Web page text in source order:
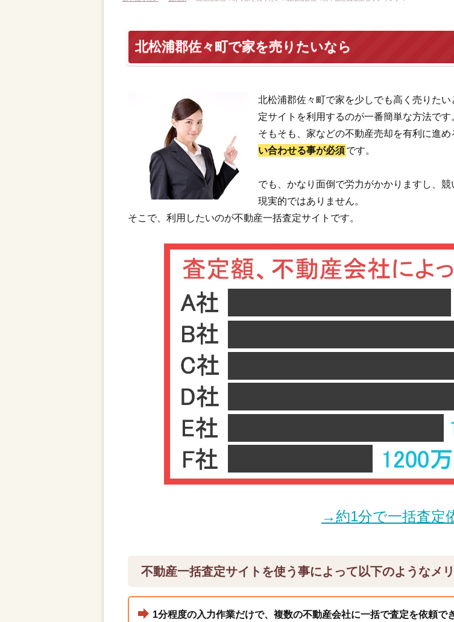
北松浦郡佐々町で家を売りたいなら
北松浦郡佐々町で家を少しでも高く売りた
定サイトを利用するのが一番簡単な方法です
そもそも、家などの不動産売却を有利に進め
い合わせる事が必須です。
でも、かなり面倒で労力がかかりますし、
現実的ではありません。
そこで、利用したいのが不動産一括査定サイトです。
→約1分で一括査定
不動産一括査定サイトを使う事によって以下のようなメ
1分程度の入力作業だけで、複数の不動産会社に一括で査定を依頼で